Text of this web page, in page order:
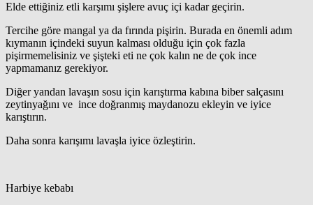
Elde ettiğiniz etli karşımı şişlere avuç içi kadar geçirin.
Tercihe göre mangal ya da fırında pişirin. Burada en önemli adım
kıymanın içindeki suyun kalması olduğu için çok fazla
pişirmemelisiniz ve şişteki eti ne çok kalın ne de çok ince
yapmamanız gerekiyor.
Diğer yandan lavaşın sosu için karıştırma kabına biber salçasını
zeytinyağını ve ince doğranmış maydanozu ekleyin ve iyice
karıştırın.
Daha sonra karışımı lavaşla iyice özleştirin.
Harbiye kebabı